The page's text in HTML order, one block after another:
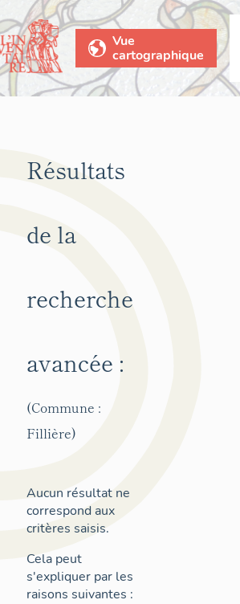
Vue
cartographique
Résultats
de la
recherche
avancée :
(Commune :
Fillière)
Aucun résultat ne
correspond aux
critères saisis.
Cela peut
s'expliquer par les
raisons suivantes :